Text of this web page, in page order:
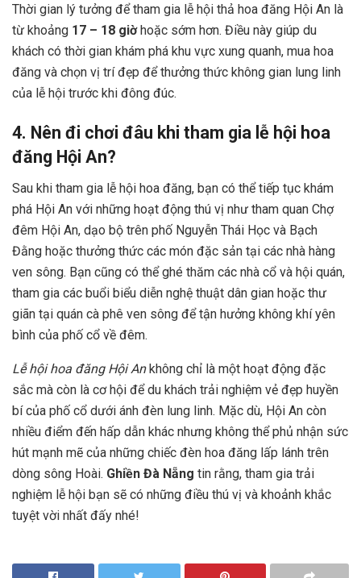
Thời gian lý tưởng để tham gia lễ hội thả hoa đăng Hội An là
từ khoảng 17 – 18 giờhoặc sớm hơn. Điều này giúp du
khách có thời gian khám phá khu vực xung quanh, mua hoa
đăng và chọn vị trí đẹp để thưởng thức không gian lung linh
của lễ hội trước khi đông đúc.
4. Nên đi chơi đâu khi tham gia lễ hội hoa
đăng Hội An?
Sau khi tham gia lễ hội hoa đăng, bạn có thể tiếp tục khám
phá Hội An với những hoạt động thú vị như tham quan Chợ
đêm Hội An, dạo bộ trên phố Nguyễn Thái Học và Bạch
Đằng hoặc thưởng thức các món đặc sản tại các nhà hàng
ven sông. Bạn cũng có thể ghé thăm các nhà cổ và hội quán,
tham gia các buổi biểu diễn nghệ thuật dân gian hoặc thư
giãn tại quán cà phê ven sông để tận hưởng không khí yên
bình của phố cổ về đêm.
Lễ hội hoa đăng Hội Ankhông chỉ là một hoạt động đặc
sắc mà còn là cơ hội để du khách trải nghiệm vẻ đẹp huyền
bí của phố cổ dưới ánh đèn lung linh. Mặc dù, Hội An còn
nhiều điểm đến hấp dẫn khác nhưng không thể phủ nhận sức
hút mạnh mẽ của những chiếc đèn hoa đăng lấp lánh trên
dòng sông Hoài. Ghiền Đà Nẵng tin rằng, tham gia trải
nghiệm lễ hội bạn sẽ có những điều thú vị và khoảnh khắc
tuyệt vời nhất đấy nhé!